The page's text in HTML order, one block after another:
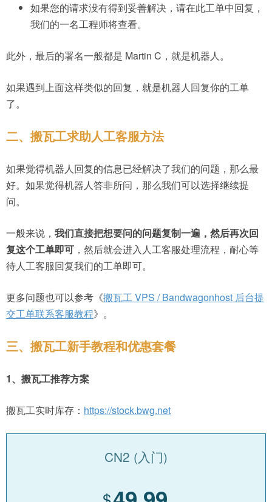
如果您的请求没有得到妥善解决，请在此工单中回复，
我们的一名工程师将查看。
此外，最后的署名一般都是 Martin C，就是机器人。
如果遇到上面这样类似的回复，就是机器人回复你的工单
了。
二、搬瓦工求助人工客服方法
如果觉得机器人回复的信息已经解决了我们的问题，那么最
好。如果觉得机器人答非所问，那么我们可以选择继续提
问。
一般来说， 我们直接把想要问的问题复制一遍，然后再次回
复这个工单即可 ，然后就会进入人工客服处理流程，耐心等
待人工客服回复我们的工单即可。
更多问题也可以参考《搬瓦工 VPS / Bandwagonhost 后台提
交工单联系客服教程》。
三、搬瓦工新手教程和优惠套餐
1、搬瓦工推荐方案
搬瓦工实时库存： https://stock.bwg.net
CN2 (入门)